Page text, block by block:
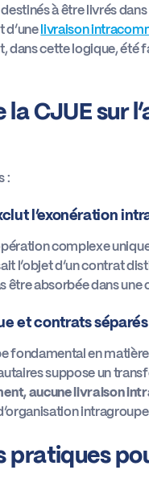
à être livrés
d’unelivraison
dans cette logique, été
CJUE sur
:
l’exonération
complexe
l’objet d’un contrat
absorbée dans une
et contrats séparés
fondamental en
suppose un
aucune livraison
pratiques